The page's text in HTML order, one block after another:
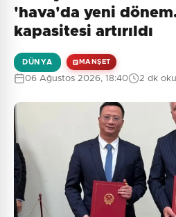
'hava'da yeni
kapasitesi artırıldı
DÜNYA MANŞET
06 Ağustos 2026, 18:40 2 dk